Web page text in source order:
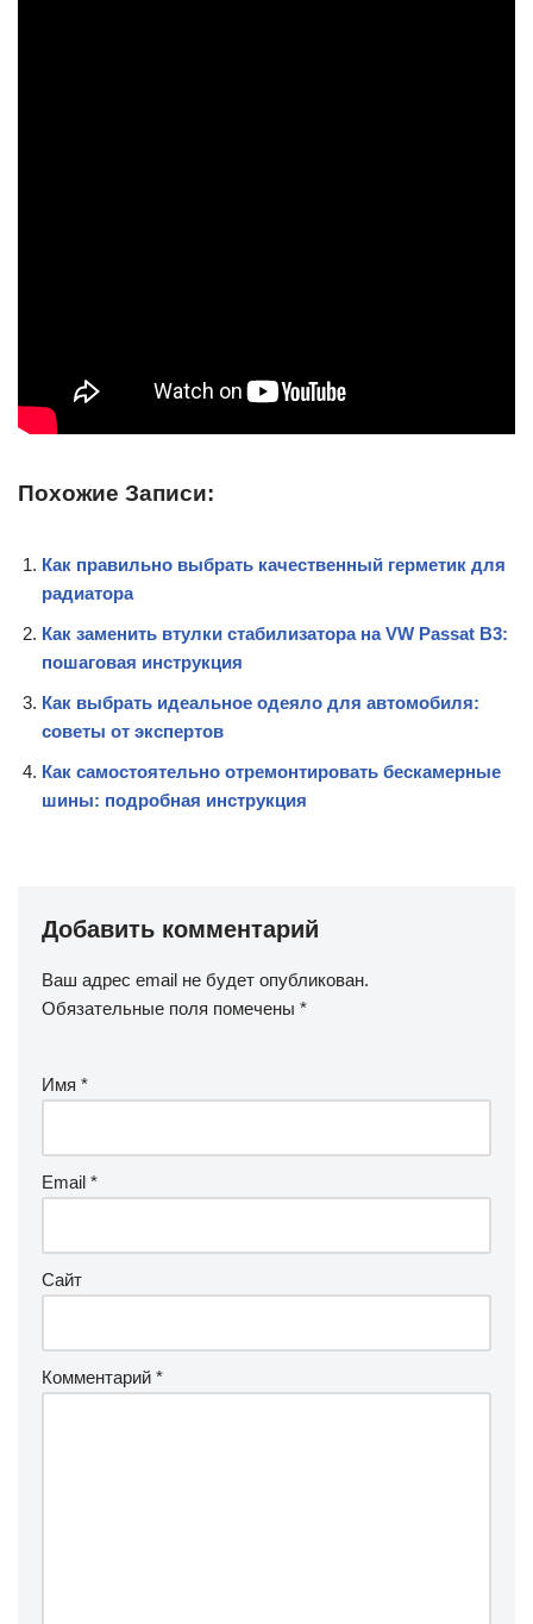
Похожие Записи:
Как правильно выбрать качественный герметик для
радиатора
Как заменить втулки стабилизатора на VW Passat B3:
пошаговая инструкция
Как выбрать идеальное одеяло для автомобиля:
советы от экспертов
Как самостоятельно отремонтировать бескамерные
шины: подробная инструкция
Добавить комментарий
Ваш адрес email не будет опубликован.
Обязательные поля помечены *
Имя *
Email *
Сайт
Комментарий *